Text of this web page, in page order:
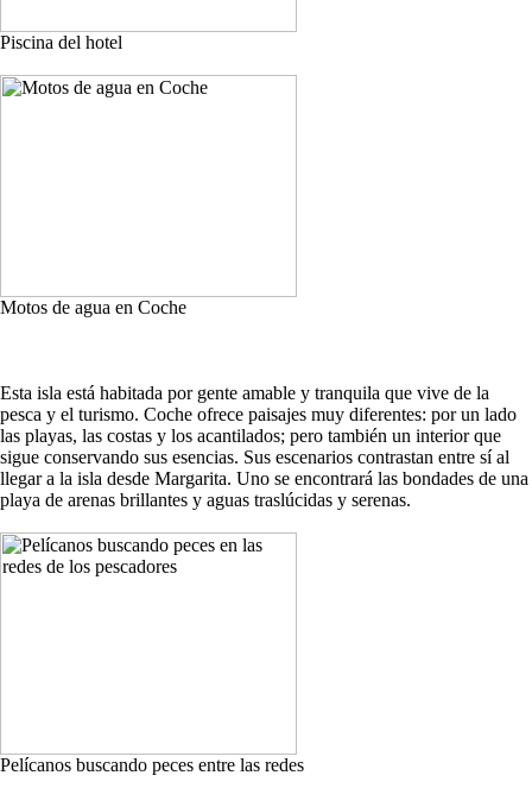
Piscina del hotel
Motos de agua en Coche
Esta isla está habitada por gente amable y tranquila que vive de la
pesca y el turismo. Coche ofrece paisajes muy diferentes: por un lado
las playas, las costas y los acantilados; pero también un interior que
sigue conservando sus esencias. Sus escenarios contrastan entre sí al
llegar a la isla desde Margarita. Uno se encontrará las bondades de una
playa de arenas brillantes y aguas traslúcidas y serenas.
Pelícanos buscando peces entre las redes